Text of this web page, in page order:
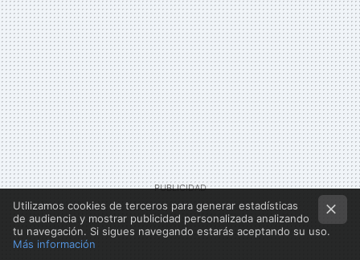
Utilizamos cookies de terceros para generar estadísticas
de audiencia y mostrar publicidad personalizada analizando
tu navegación. Si sigues navegando estarás aceptando su uso.
Más información